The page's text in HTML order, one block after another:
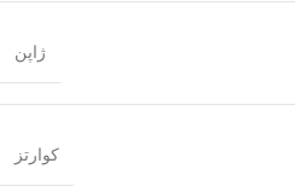
ژاپن
کوارتز